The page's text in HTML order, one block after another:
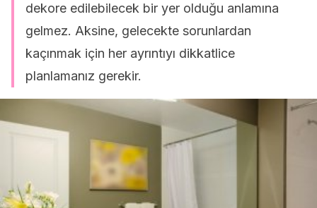
dekore edilebilecek bir yer olduğu anlamına
gelmez. Aksine, gelecekte sorunlardan
kaçınmak için her ayrıntıyı dikkatlice
planlamanız gerekir.